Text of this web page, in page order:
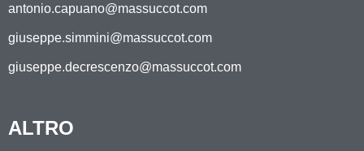
antonio.capuano@massuccot.com
giuseppe.simmini@massuccot.com
giuseppe.decrescenzo@massuccot.com
ALTRO